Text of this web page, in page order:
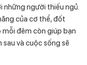
những người thiếu ngủ.
của cơ thể, đốt
mỗi đêm còn giúp bạn
sau và cuộc sống sẽ